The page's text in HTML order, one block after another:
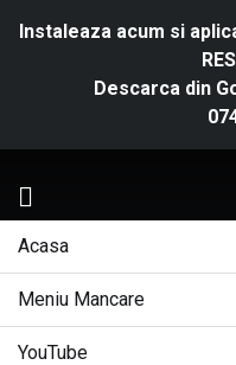
Instaleaza acum si
Descarca din
Acasa
Meniu Mancare
YouTube